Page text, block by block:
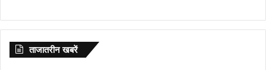
ताजातरीन खबरें